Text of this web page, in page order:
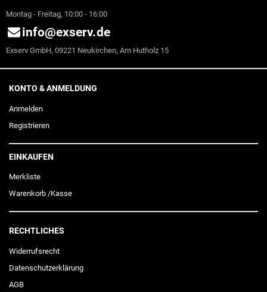
Montag - Freitag, 10:00 - 16:00
info@exserv.de
Exserv GmbH, 09221 Neukirchen, Am Hutholz 15
KONTO & ANMELDUNG
Anmelden
Registrieren
EINKAUFEN
Merkliste
Warenkorb /Kasse
RECHTLICHES
Widerrufs­recht
Daten­schutz­erklärung
AGB